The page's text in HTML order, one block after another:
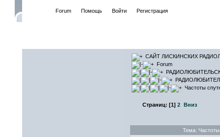
Forum Помощь Войти Регистрация
САЙТ ЛИСКИНСКИХ
Forum
Частоты
Страниц: [1] 2 Вниз
Тема: